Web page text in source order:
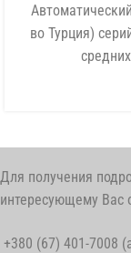
во Турция)
Для получения
интересующему Вас
+380 (67) 401-7008